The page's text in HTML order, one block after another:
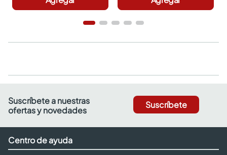
Suscríbete a nuestras
ofertas y novedades
Suscríbete
Centro de ayuda